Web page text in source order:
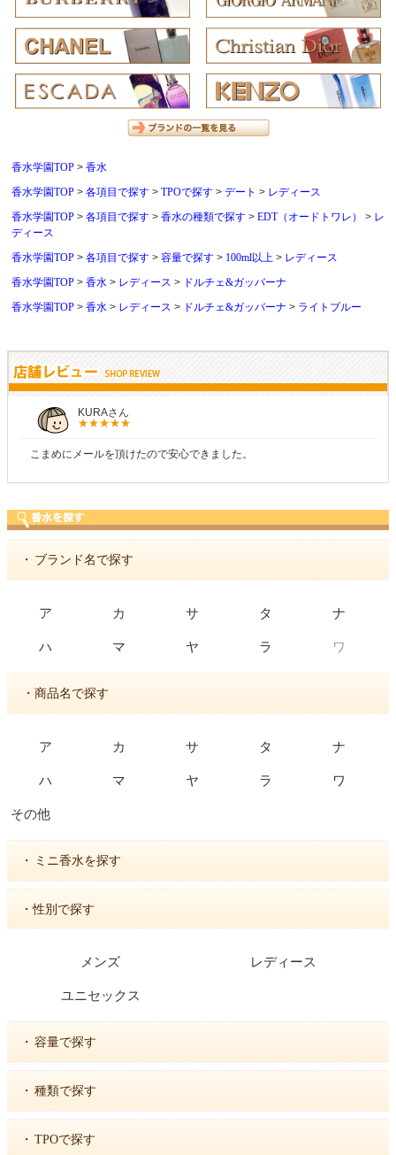
香水学園TOP
香水
香水学園TOP
各項目で探す TPOで探す デート
レディース
香水学園TOP
各項目で探す 香水の種類で探す EDT（オードトワレ）
レ
ディース
香水学園TOP
各項目で探す 容量で探す 100ml以上
レディース
香水学園TOP
香水 レディース
ドルチェ&ガッバーナ
香水学園TOP
香水 レディース ドルチェ&ガッバーナ ライトブルー
KURAさん
こまめにメールを頂けたので安心できました。
・ ブランド名で探す
ア カ サ タ ナ
ハ マ ヤ ラ ワ
・商品名で探す
ア カ サ タ ナ
ハ マ ヤ ラ ワ
その他
・ ミニ香水を探す
・性別で探す
メンズ レディース
ユニセックス
・ 容量で探す
・ 種類で探す
・ TPOで探す